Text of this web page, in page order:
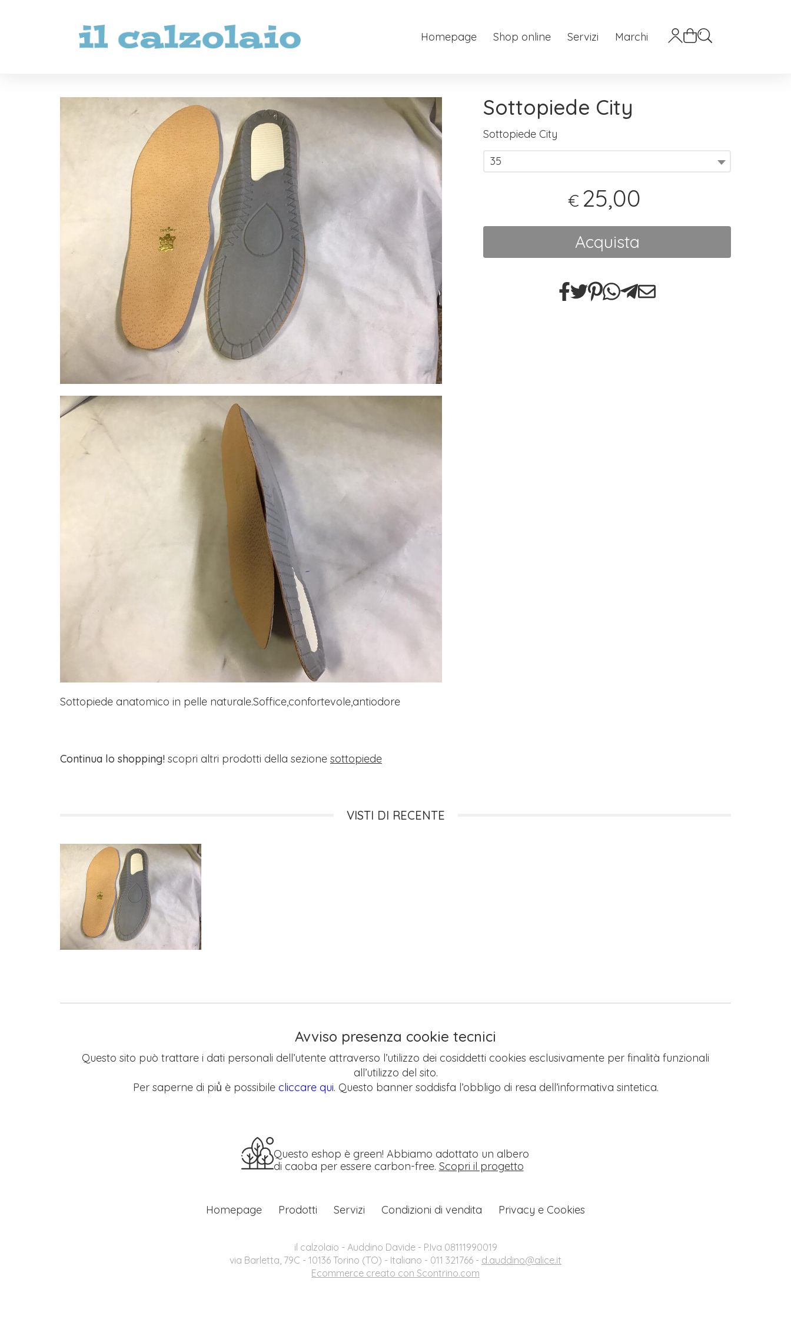
Homepage Shop online Servizi Marchi
Sottopiede anatomico in pelle naturale.Soffice,confortevole,antiodore
Sottopiede City
Sottopiede City
35
€ 25,00
Acquista
Continua lo shopping! scopri altri prodotti della sezione sottopiede
VISTI DI RECENTE
Avviso presenza cookie tecnici
Questo sito può trattare i dati personali dell’utente attraverso l’utilizzo dei cosiddetti cookies esclusivamente per finalità funzionali
all’utilizzo del sito.
Per saperne di più̀ è possibile cliccare qui. Questo banner soddisfa l’obbligo di resa dell’informativa sintetica.
Questo eshop è green! Abbiamo adottato un albero
di caoba per essere carbon-free. Scopri il progetto
Homepage Prodotti Servizi Condizioni di vendita Privacy e Cookies
il calzolaio - Auddino Davide - P.Iva 08111990019
via Barletta, 79C - 10136 Torino (TO) - Italiano - 011 321766 - d.auddino@alice.it
Ecommerce creato con Scontrino.com